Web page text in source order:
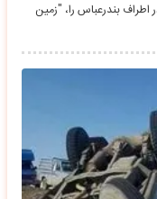
بندرعباس را، "زمین